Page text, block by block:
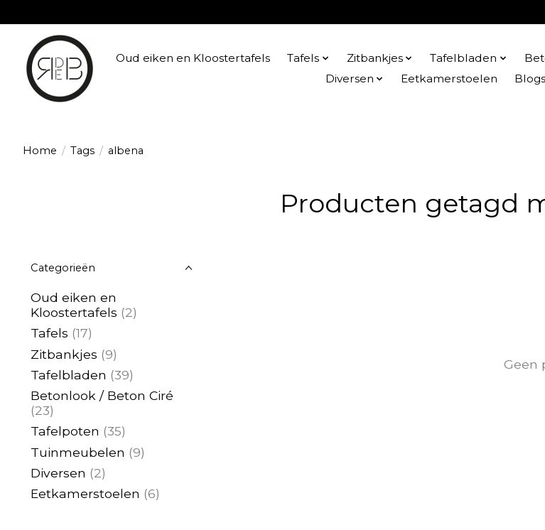
Oud eiken en Kloostertafels Tafels Zitbankjes Tafelbladen
Diversen
Eetkamerstoelen Blogs
Home / Tags / albena
Producten getagd
Categorieën
Oud eiken en
Kloostertafels (2)
Tafels (17)
Zitbankjes (9)
Tafelbladen (39)
Betonlook / Beton Ciré
(23)
Tafelpoten (35)
Tuinmeubelen (9)
Diversen (2)
Eetkamerstoelen (6)
Geen